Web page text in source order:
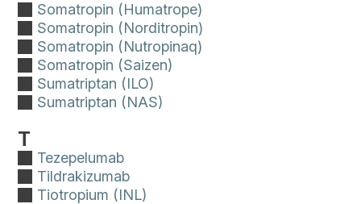
Somatropin (Humatrope)
Somatropin (Norditropin)
Somatropin (Nutropinaq)
Somatropin (Saizen)
Sumatriptan (ILO)
Sumatriptan (NAS)
T
Tezepelumab
Tildrakizumab
Tiotropium (INL)